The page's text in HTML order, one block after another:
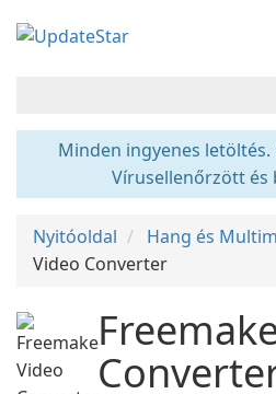
Minden ingyenes
Vírusellenőrzött és
Nyitóoldal Hang és
Video Converter